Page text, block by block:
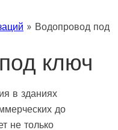
» Водопровод под
ключ
в зданиях
до
не только